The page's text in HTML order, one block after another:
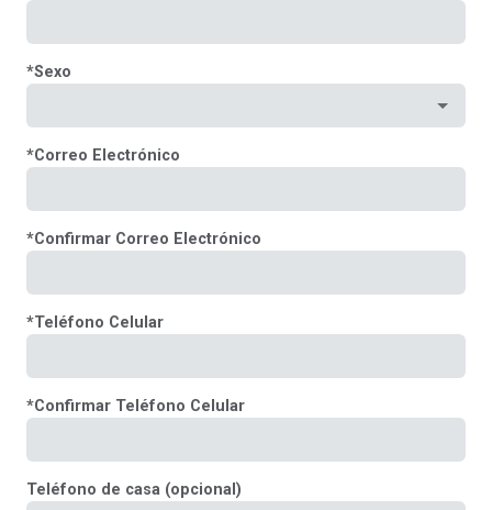
*Sexo
*Correo Electrónico
*Confirmar Correo Electrónico
*Teléfono Celular
*Confirmar Teléfono Celular
Teléfono de casa (opcional)